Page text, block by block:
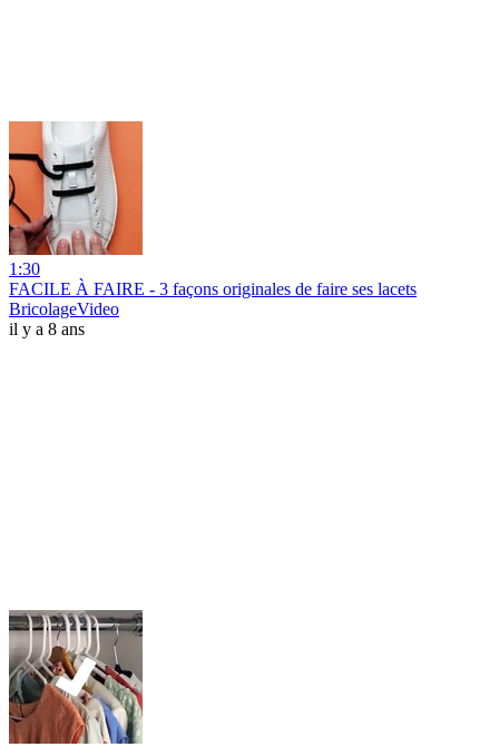
1:30
FACILE À FAIRE - 3 façons originales de faire ses lacets
BricolageVideo
il y a 8 ans